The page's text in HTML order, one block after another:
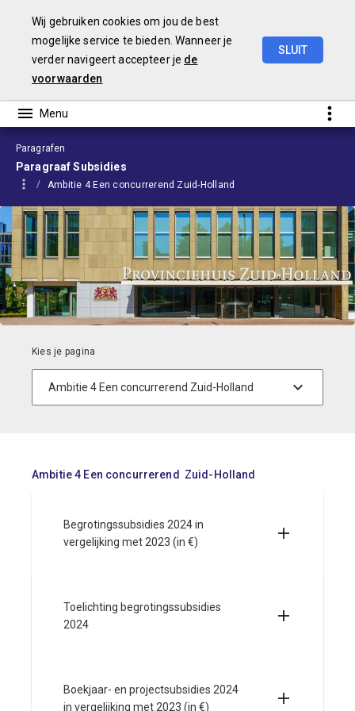
Wij gebruiken cookies om jou de best
mogelijke service te bieden. Wanneer je
verder navigeert accepteer je de
voorwaarden
SLUIT
Paragrafen
Paragraaf Subsidies
Ambitie 4 Een concurrerend Zuid-Holland
Ambitie 4 Een concurrerend Zuid-Holland
Begrotingssubsidies 2024 in
vergelijking met 2023 (in €)
Toelichting begrotingssubsidies
2024
Boekjaar- en projectsubsidies 2024
in vergelijking met 2023 (in €)